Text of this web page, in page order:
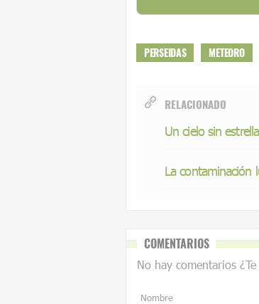
PERSEIDAS METEORO
RELACIONADO
Un cielo sin
La contaminación
COMENTARIOS
No hay comentarios ¿Te
Nombre